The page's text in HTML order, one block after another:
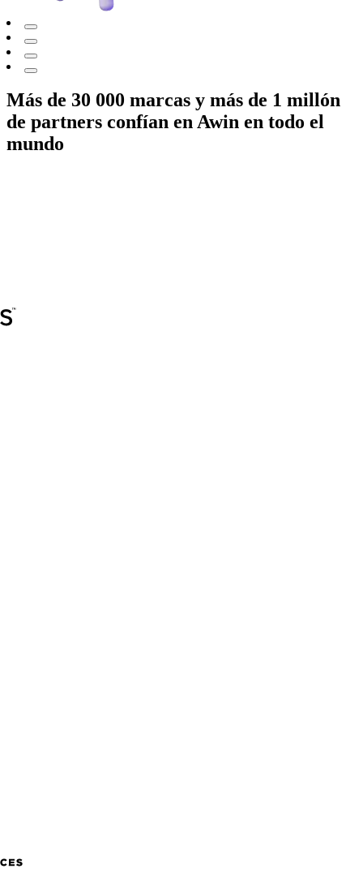
Más de 30 000 marcas y más de 1 millón
de partners confían en Awin en todo el
mundo